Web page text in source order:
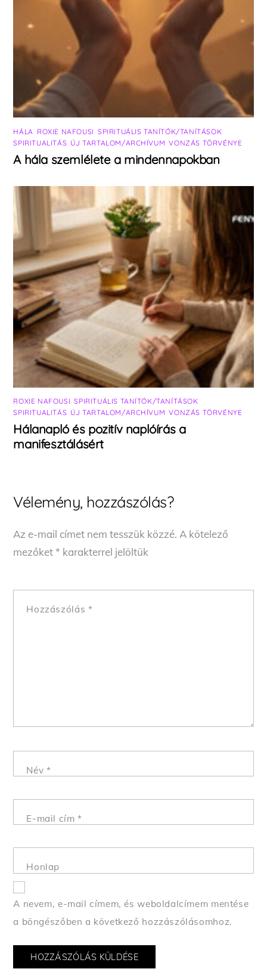
HÁLA ROXIE NAFOUSI SPIRITUÁLIS TANÍTÓK/TANÍTÁSOK
SPIRITUALITÁS ÚJ TARTALOM/ARCHÍVUM ,VONZÁS TÖRVÉNYE
A hála szemlélete a mindennapokban
ROXIE NAFOUSI ,SPIRITUÁLIS TANÍTÓK/TANÍTÁSOK
SPIRITUALITÁS ÚJ TARTALOM/ARCHÍVUM ,VONZÁS TÖRVÉNYE
Hálanapló és pozitív naplóírás a
manifesztálásért
Vélemény, hozzászólás?
Az e-mail címet nem tesszük közzé. A kötelező
mezőket* karakterrel jelöltük
Hozzászólás *
Név *
E-mail cím*
Honlap
A nevem, e-mail címem, és weboldalcímem mentése
a böngészőben a következő hozzászólásomhoz.